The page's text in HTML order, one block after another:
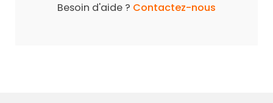
Besoin d'aide ? Contactez-nous